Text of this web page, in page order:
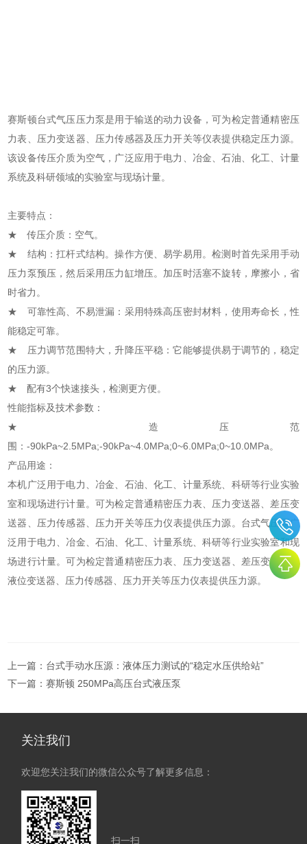
赛斯顿台式气压压力泵是用于输送的动力设备，可为检定普通精密压
力表、压力变送器、压力传感器及压力开关等仪表提供稳定压力源。
该设备传压介质为空气，广泛应用于电力、冶金、石油、化工、计量
系统及科研领域的实验室与现场计量。
主要特点：
★ 传压介质：空气。
★ 结构：扛杆式结构。操作方便、易学易用。检测时首先采用手动
压力泵预压，然后采用压力缸增压。加压时活塞不旋转，摩擦小，省
时省力。
★ 可靠性高、不易泄漏：采用特殊高压密封材料 ，使用寿命长，性
能稳定可靠。
★ 压力调节范围特大，升降压平稳：它能够提供易于调节的，稳定
的压力源。
★ 配有3个快速接头，检测更方便。
性能指标及技术参数：
★ 造压范
围：-90kPa~2.5MPa;-90kPa~4.0MPa;0~6.0MPa;0~10.0MPa。
产品用途：
本机广泛用于电力、冶金、石油、化工、计量系统、科研等行业实验
室和现场进行计量。可为检定普通精密压力表、 压力变送器、 差压变
送器、 压力传感器、压力开关等压力仪表提供压力源。台式气压泵广
泛用于电力、冶金、石油、化工、计量系统、科研等行业实验室和现
场进行计量。可为检定普通精密压力表、压力变送器、差压变送器、
液位变送器、压力传感器、压力开关等压力仪表提供压力源。
上一篇： 台式手动水压源：液体压力测试的“稳定水压供给站”​
下一篇：赛斯顿 250MPa高压台式液压泵
关注我们
欢迎您关注我们的微信公众号了解更多信息：
扫一扫